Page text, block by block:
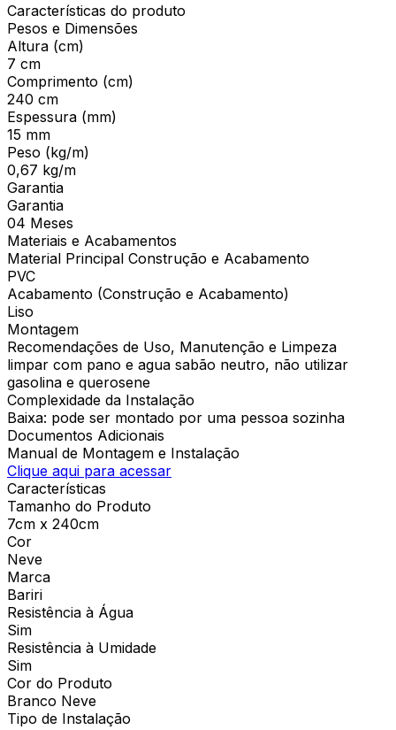
Características do produto
Pesos e Dimensões
Altura (cm)
7 cm
Comprimento (cm)
240 cm
Espessura (mm)
15 mm
Peso (kg/m)
0,67 kg/m
Garantia
Garantia
04 Meses
Materiais e Acabamentos
Material Principal Construção e Acabamento
PVC
Acabamento (Construção e Acabamento)
Liso
Montagem
Recomendações de Uso, Manutenção e Limpeza
limpar com pano e agua sabão neutro, não utilizar
gasolina e querosene
Complexidade da Instalação
Baixa: pode ser montado por uma pessoa sozinha
Documentos Adicionais
Manual de Montagem e Instalação
Clique aqui para acessar
Características
Tamanho do Produto
7cm x 240cm
Cor
Neve
Marca
Bariri
Resistência à Água
Sim
Resistência à Umidade
Sim
Cor do Produto
Branco Neve
Tipo de Instalação